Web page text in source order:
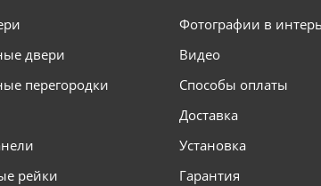
двери
перегородки
рейки
Фотографии в
Видео
Способы оплаты
Доставка
Установка
Гарантия